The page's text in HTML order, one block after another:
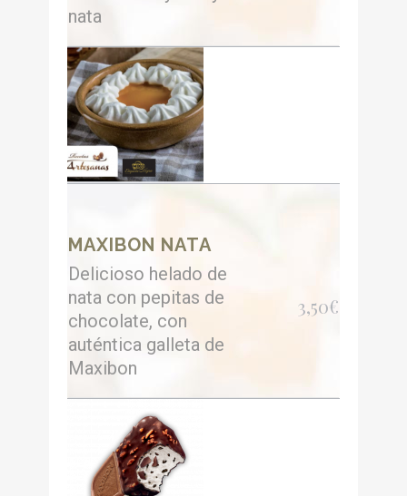
nata
MAXIBON NATA
Delicioso helado de
nata con pepitas de
chocolate, con
auténtica galleta de
Maxibon
3,50€